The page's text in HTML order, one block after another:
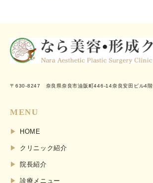
〒630-8247 奈良県奈良市油阪町446-14奈良安田ビル4階
MENU
HOME
クリニック紹介
院長紹介
診療メニュー